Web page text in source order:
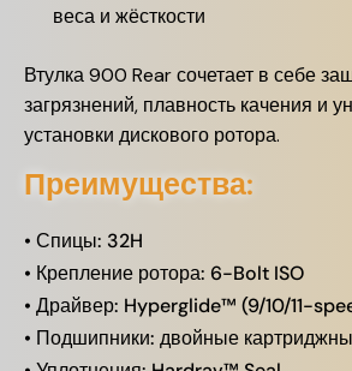
веса и жёсткости
Втулка 900 Rear сочетает в себе
загрязнений, плавность качения и
установки дискового ротора.
Преимущества:
• Спицы: 32H
• Крепление ротора: 6-Bolt ISO
• Драйвер: Hyperglide™ (9/10/11-
• Подшипники: двойные